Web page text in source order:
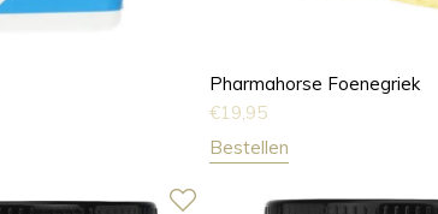
Pharmahorse Foenegriek
€19,95
Bestellen